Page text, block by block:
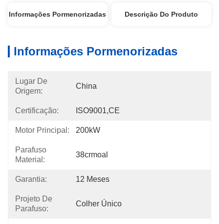
Informações Pormenorizadas Descrição Do Produto
Informações Pormenorizadas
Lugar De
Origem:
China
Certificação: ISO9001,CE
Motor Principal: 200kW
Parafuso
Material:
38crmoal
Garantia: 12 Meses
Projeto De
Parafuso:
Colher Único